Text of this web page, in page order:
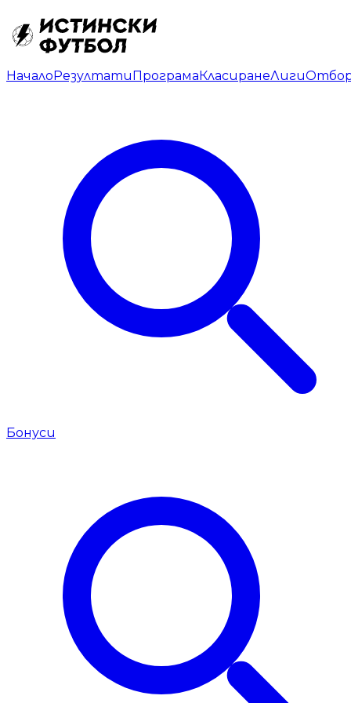
НачалоРезултатиПрограмаКласиранеЛиги
Бонуси